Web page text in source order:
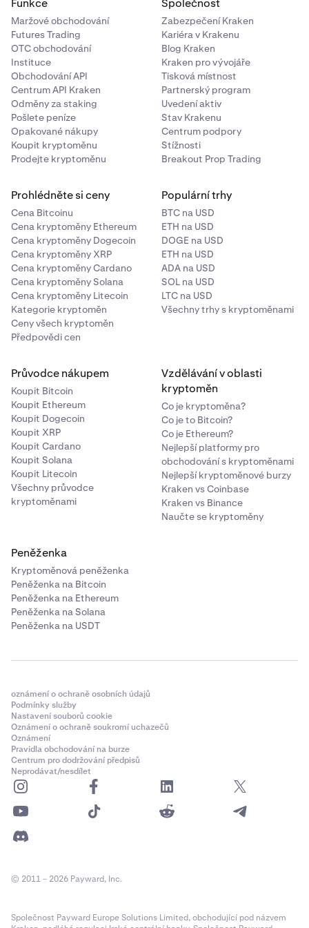
Funkce
Maržové obchodování
Futures Trading
OTC obchodování
Instituce
Obchodování API
Centrum API Kraken
Odměny za staking
Pošlete peníze
Opakované nákupy
Koupit kryptoměnu
Prodejte kryptoměnu
Společnost
Zabezpečení Kraken
Kariéra v Krakenu
Blog Kraken
Kraken pro vývojáře
Tisková místnost
Partnerský program
Uvedení aktiv
Stav Krakenu
Centrum podpory
Stížnosti
Breakout Prop Trading
Prohlédněte si ceny
Cena Bitcoinu
Cena kryptoměny Ethereum
Cena kryptoměny Dogecoin
Cena kryptoměny XRP
Cena kryptoměny Cardano
Cena kryptoměny Solana
Cena kryptoměny Litecoin
Kategorie kryptoměn
Ceny všech kryptoměn
Předpovědi cen
Populární trhy
BTC na USD
ETH na USD
DOGE na USD
ETH na USD
ADA na USD
SOL na USD
LTC na USD
Všechny trhy s kryptoměnami
Průvodce nákupem
Koupit Bitcoin
Koupit Ethereum
Koupit Dogecoin
Koupit XRP
Koupit Cardano
Koupit Solana
Koupit Litecoin
Všechny průvodce
kryptoměnami
Vzdělávání v oblasti
kryptoměn
Co je kryptoměna?
Co je to Bitcoin?
Co je Ethereum?
Nejlepší platformy pro
obchodování s kryptoměnami
Nejlepší kryptoměnové burzy
Kraken vs Coinbase
Kraken vs Binance
Naučte se kryptoměny
Peněženka
Kryptoměnová peněženka
Peněženka na Bitcoin
Peněženka na Ethereum
Peněženka na Solana
Peněženka na USDT
oznámení o ochraně osobních údajů
Podmínky služby
Nastavení souborů cookie
Oznámení o ochraně soukromí uchazečů
Oznámení
Pravidla obchodování na burze
Centrum pro dodržování předpisů
Neprodávat/nesdílet
© 2011 – 2026 Payward, Inc.
Společnost Payward Europe Solutions Limited, obchodující pod názvem